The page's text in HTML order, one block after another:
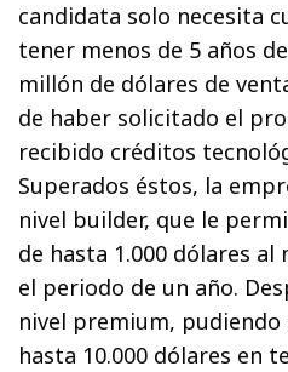
candidata solo necesita
tener menos de 5 años
millón de dólares de
de haber solicitado el
recibido créditos
Superados éstos, la
nivel builder, que le
de hasta 1.000 dólares al
el periodo de un año.
nivel premium, pudiendo
hasta 10.000 dólares en